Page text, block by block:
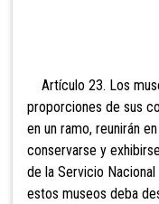
Artículo 23. Los
proporciones de sus
en un ramo, reunirán
conservarse y
de la Servicio
estos museos deba